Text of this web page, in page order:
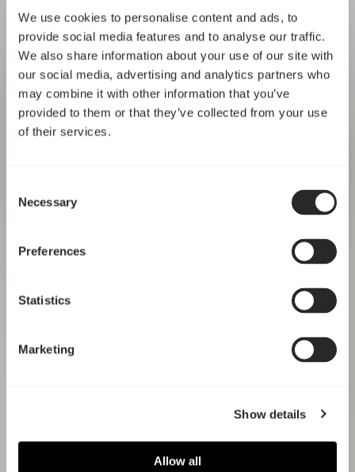
We use cookies to personalise content and ads, to
provide social media features and to analyse our traffic.
We also share information about your use of our site with
our social media, advertising and analytics partners who
may combine it with other information that you’ve
provided to them or that they’ve collected from your use
of their services.
Selection
Necessary
Preferences
Statistics
Marketing
Show details
Allow all